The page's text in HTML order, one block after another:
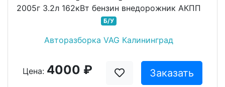
2005г 3.2л 162кВт бензин внедорожник АКПП
Б/У
Авторазборка VAG Калининград
Цена: 4000 ₽ Заказать